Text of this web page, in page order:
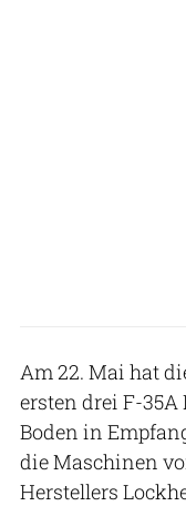
Am 22. Mai hat
ersten drei F-
Boden in
die Maschinen
Herstellers